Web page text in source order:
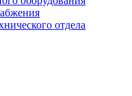
отдела